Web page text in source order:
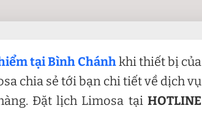
tại Bình Chánhkhi thiết bị của
chia sẻ tới bạn chi tiết về dịch vụ
Đặt lịch Limosa tại HOTLINE